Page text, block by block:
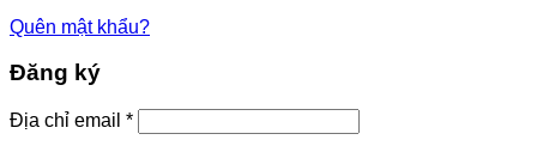
Quên mật khẩu?
Đăng ký
Địa chỉ email *Bắt
buộc